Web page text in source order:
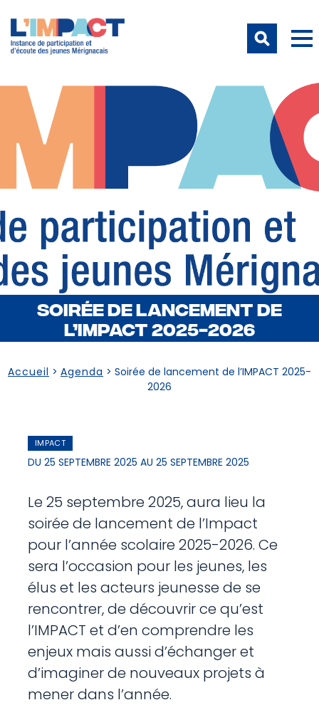
SOIRÉE DE LANCEMENT DE
L’IMPACT 2025-2026
Accueil > Agenda > Soirée de lancement de l’IMPACT 2025-
2026
IMPACT
DU 25 SEPTEMBRE 2025 AU 25 SEPTEMBRE 2025
Le 25 septembre 2025, aura lieu la
soirée de lancement de l’Impact
pour l’année scolaire 2025-2026. Ce
sera l’occasion pour les jeunes, les
élus et les acteurs jeunesse de se
rencontrer, de découvrir ce qu’est
l’IMPACT et d’en comprendre les
enjeux mais aussi d’échanger et
d’imaginer de nouveaux projets à
mener dans l’année.